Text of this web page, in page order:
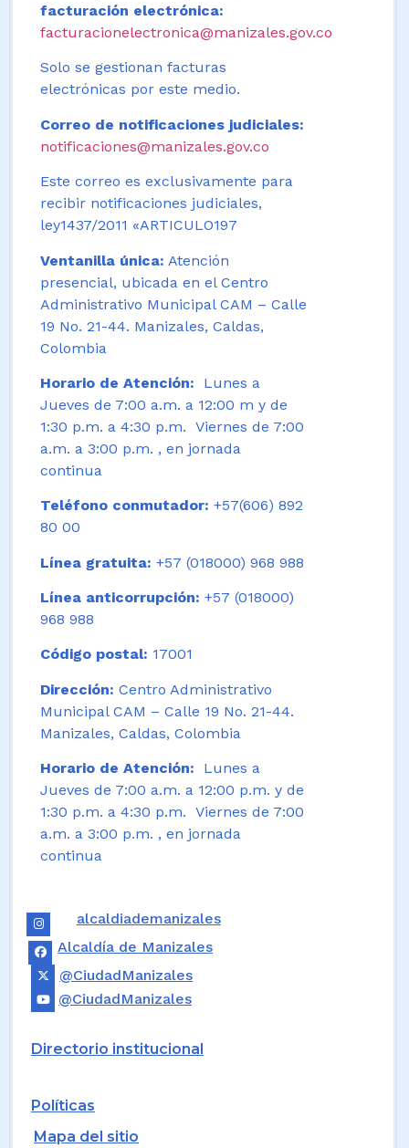
facturación electrónica:
facturacionelectronica@manizales.gov.co
Solo se gestionan facturas
electrónicas por este medio.
Correo de notificaciones judiciales:
notificaciones@manizales.gov.co
Este correo es exclusivamente para
recibir notificaciones judiciales,
ley1437/2011 «ARTICULO197
Ventanilla única: Atención
presencial, ubicada en el Centro
Administrativo Municipal CAM – Calle
19 No. 21-44. Manizales, Caldas,
Colombia
Horario de Atención:
Lunes a
Jueves de 7:00 a.m. a 12:00 m y de
1:30 p.m. a 4:30 p.m. Viernes de 7:00
a.m. a 3:00 p.m. , en jornada
continua
Teléfono conmutador: +57(606) 892
80 00
Línea gratuita: +57 (018000) 968 988
Línea anticorrupción: +57 (018000)
968 988
Código postal: 17001
Dirección: Centro Administrativo
Municipal CAM – Calle 19 No. 21-44.
Manizales, Caldas, Colombia
Horario de Atención: Lunes a
Jueves de 7:00 a.m. a 12:00 p.m. y de
1:30 p.m. a 4:30 p.m. Viernes de 7:00
a.m. a 3:00 p.m. , en jornada
continua
alcaldiademanizales
Alcaldía de Manizales
@CiudadManizales
@CiudadManizales
Directorio institucional
Políticas
Mapa del sitio